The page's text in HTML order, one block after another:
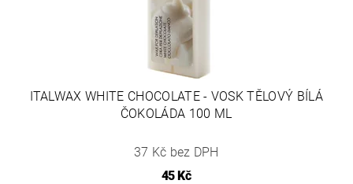
ITALWAX WHITE CHOCOLATE - VOSK TĚLOVÝ BÍLÁ
ČOKOLÁDA 100 ML
37 Kč bez DPH
45 Kč